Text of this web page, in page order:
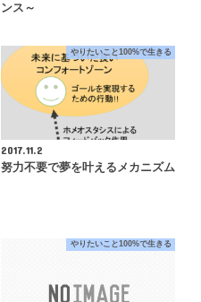
ンス～
やりたいこと100%で生きる
2017.11.2
努力不要で夢を叶えるメカニズム
やりたいこと100%で生きる